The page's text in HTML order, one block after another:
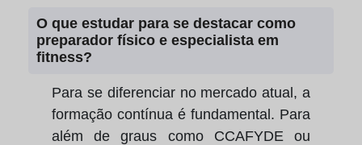
O que estudar para se destacar como
preparador físico e especialista em
fitness?
Para se diferenciar no mercado atual, a
formação contínua é fundamental. Para
além de graus como CCAFYDE ou